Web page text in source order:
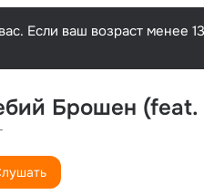
Если ваш возраст менее
Брошен (feat.